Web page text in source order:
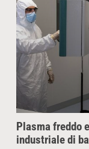
Plasma freddo
industriale di